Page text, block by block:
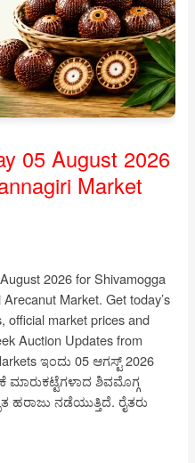
05 August 2026
Market
2026 for Shivamogga
Market. Get today’s
official market prices and
Auction Updates from
ಇಂದು 05 ಆಗಸ್ಟ್ 2026
ಶಿವಮೊಗ್ಗ
ಹರಾಜು ನಡೆಯುತ್ತಿದೆ. ರೈತರು